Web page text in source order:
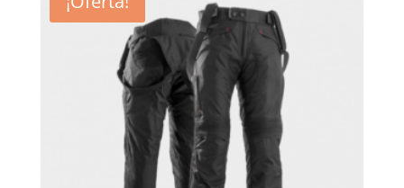
136,90€.